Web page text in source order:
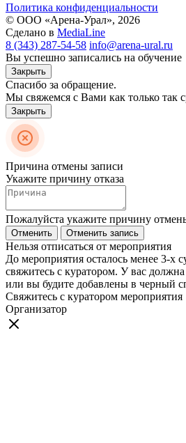
Политика конфиденциальности
© ООО «Арена-Урал», 2026
Сделано в MediaLine
8 (343) 287-54-58 info@arena-ural.ru
Вы успешно записались на обучение
Закрыть
Спасибо за обращение.
Мы свяжемся с Вами как только так
Закрыть
Причина отмены записи
Укажите причину отказа
Пожалуйста укажите причину
Отменить Отменить запись
Нельзя отписаться от мероприятия
До мероприятия осталось менее 3-х
свяжитесь с куратором. У вас
или вы будите добавлены в черный
Свяжитесь с куратором мероприятия
Организатор